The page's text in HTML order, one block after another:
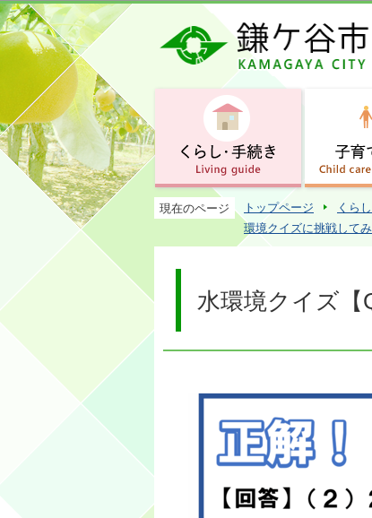
現在のページ トップページ くら
環境クイズに挑戦してみ
水環境クイズ【